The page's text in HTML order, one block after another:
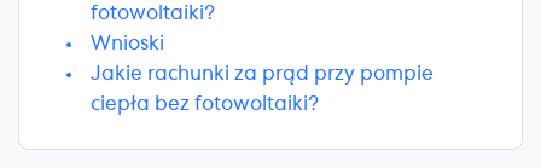
fotowoltaiki?
Wnioski
Jakie rachunki za prąd przy pompie
ciepła bez fotowoltaiki?